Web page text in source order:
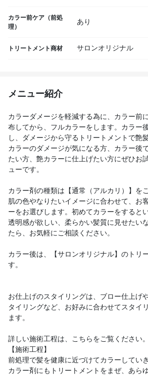
カラー前ケア（前処
理）
あり
トリートメント商材 サロンオリジナル
メニュー紹介
カラーダメージを軽減する為に、カラー前
布してから、フルカラーをします。カラー
し、ダメージから守るトリートメントで艶
カラーのダメージが気になる方、カラー後
たい方、艶カラーに仕上げたい方にぜひお
ューです。
カラー剤の種類は【通常（アルカリ）】を
肌の色やなりたいイメージに合わせて、お
ーをお選びします。初めてカラーをすると
透明感が欲しい、柔らかい髪質に見せたい
たら、お気軽にご相談ください。
カラー後は、【サロンオリジナル】のトリ
す。
お仕上げのスタイリングは、ブロー仕上げ
タイリングなど、お好みに合わせてスタイ
ます。
詳しい施術工程は、こちらをご覧ください。
【施術工程】
前処理で髪を健康に近づけてカラーしていき
カラー剤にもトリートメントをまぜ、あら